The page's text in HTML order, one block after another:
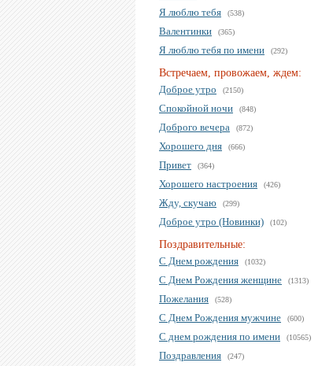
Я люблю тебя (538)
Валентинки (365)
Я люблю тебя по имени (292)
Встречаем, провожаем, ждем:
Доброе утро
(2150)
Спокойной ночи (848)
Доброго вечера (872)
Хорошего дня (666)
Привет (364)
Хорошего настроения (426)
Жду, скучаю (299)
Доброе утро (Новинки) (102)
Поздравительные:
С Днем рождения
(1032)
С Днем Рождения женщине (1313)
Пожелания (528)
С Днем Рождения мужчине (600)
С днем рождения по имени (10565)
Поздравления (247)